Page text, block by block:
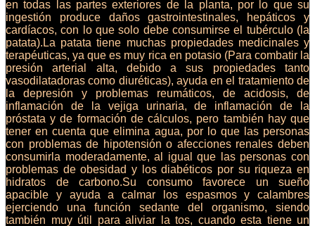
en todas las partes exteriores de la planta, por lo que su
ingestión produce daños gastrointestinales, hepáticos y
cardíacos, con lo que solo debe consumirse el tubérculo (la
patata).La patata tiene muchas propiedades medicinales y
terapéuticas, ya que es muy rica en potasio (Para combatir la
presión arterial alta, debido a sus propiedades tanto
vasodilatadoras como diuréticas), ayuda en el tratamiento de
la depresión y problemas reumáticos, de acidosis, de
inflamación de la vejiga urinaria, de inflamación de la
próstata y de formación de cálculos, pero también hay que
tener en cuenta que elimina agua, por lo que las personas
con problemas de hipotensión o afecciones renales deben
consumirla moderadamente, al igual que las personas con
problemas de obesidad y los diabéticos por su riqueza en
hidratos de carbono.Su consumo favorece un sueño
apacible y ayuda a calmar los espasmos y calambres
ejerciendo una función sedante del organismo, siendo
también muy útil para aliviar la tos, cuando esta tiene un